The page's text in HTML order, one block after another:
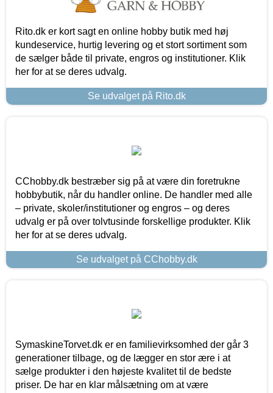
Rito.dk er kort sagt en online hobby butik med høj
kundeservice, hurtig levering og et stort sortiment som
de sælger både til private, engros og institutioner. Klik
her for at se deres udvalg.
Se udvalget på Rito.dk
CChobby.dk bestræber sig på at være din foretrukne
hobbybutik, når du handler online. De handler med alle
– private, skoler/institutioner og engros – og deres
udvalg er på over tolvtusinde forskellige produkter. Klik
her for at se deres udvalg.
Se udvalget på CChobby.dk
SymaskineTorvet.dk er en familievirksomhed der går 3
generationer tilbage, og de lægger en stor ære i at
sælge produkter i den højeste kvalitet til de bedste
priser. De har en klar målsætning om at være